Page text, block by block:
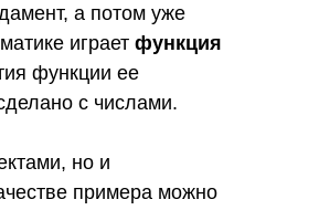
а потом уже
играет функция
функции ее
с числами.
но и
примера можно